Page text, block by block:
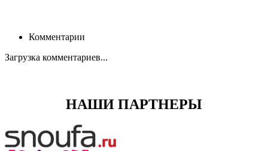
Комментарии
Загрузка комментариев...
НАШИ ПАРТНЕРЫ